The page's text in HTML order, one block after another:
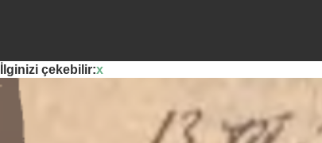
İlginizi çekebilir:x